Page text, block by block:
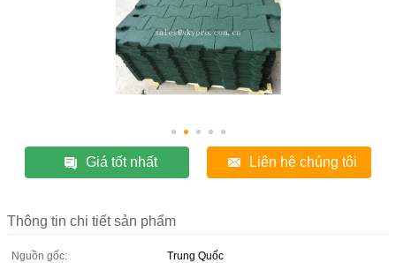
Giá tốt nhất Liên hệ chúng tôi
Thông tin chi tiết sản phẩm
Nguồn gốc:
Trung Quốc